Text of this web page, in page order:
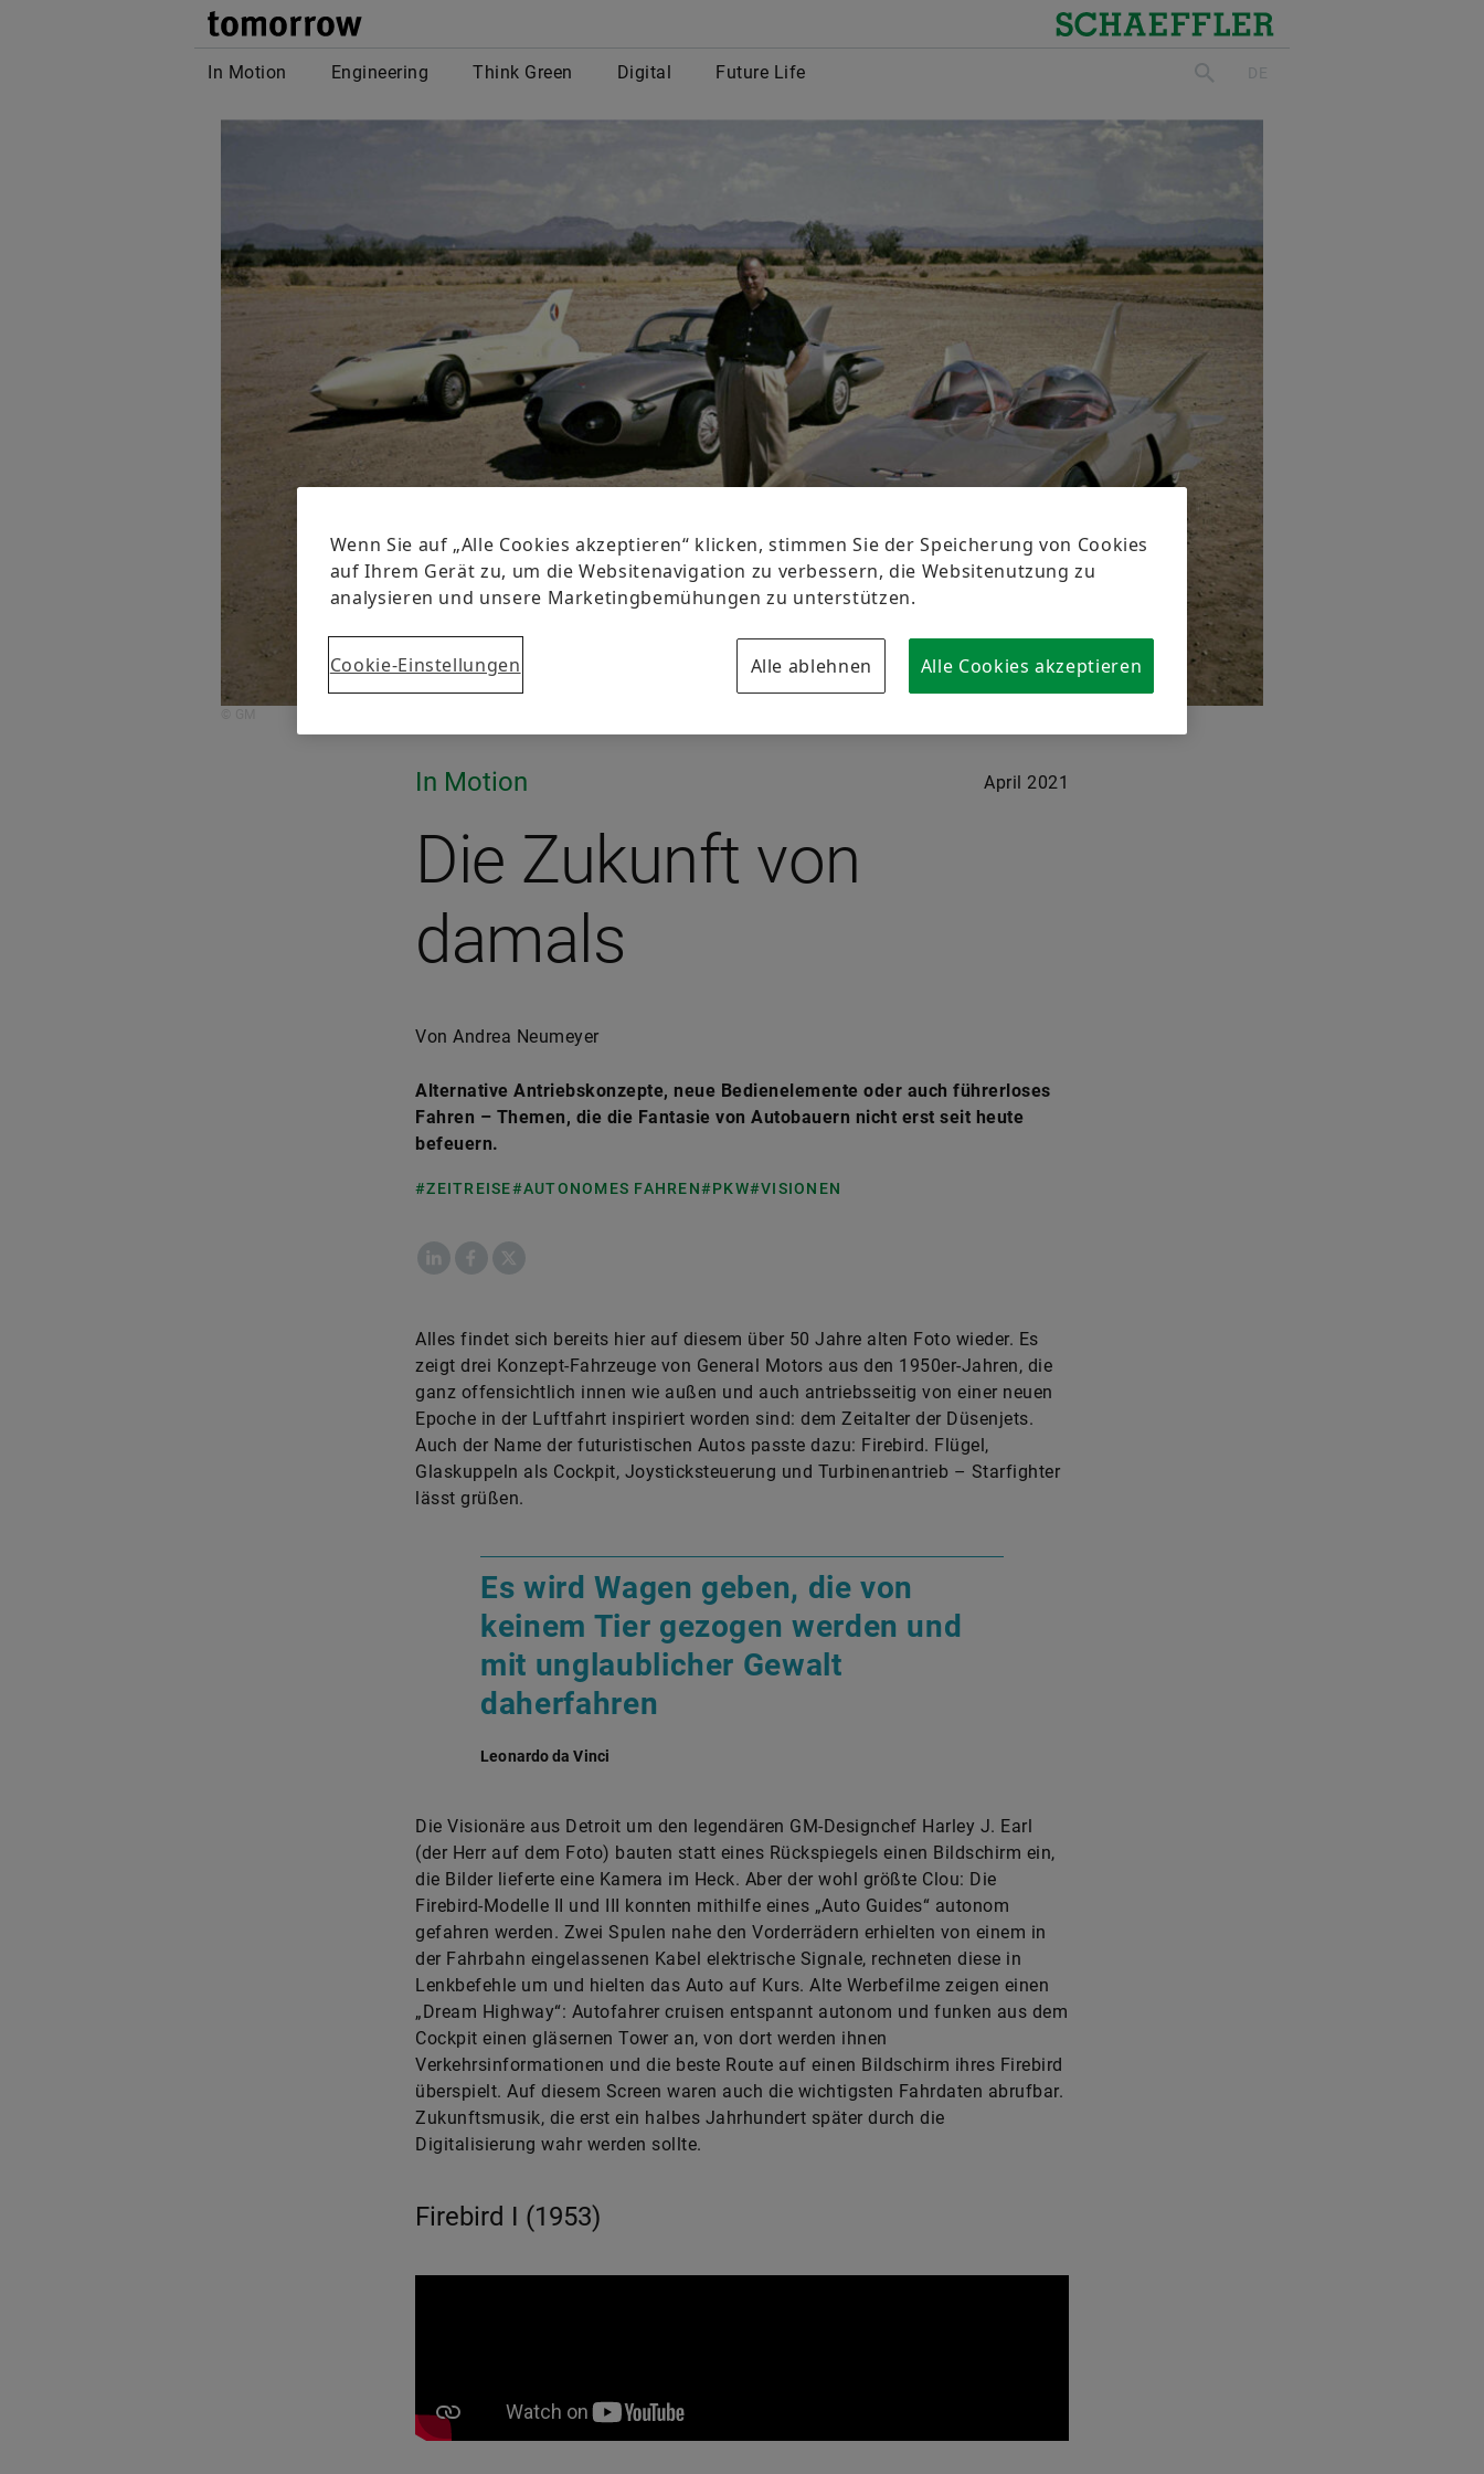
tomorrow Schaeffler
In Motion Engineering Think Green Digital Future Life suchenDE
In Motion April 2021
Die Zukunft von
damals
Von Andrea Neumeyer
Alternative Antriebskonzepte, neue Bedienelemente oder auch führerloses
Fahren – Themen, die die Fantasie von Autobauern nicht erst seit heute
befeuern.
#ZEITREISE#AUTONOMES FAHREN#PKW#VISIONEN
LinkedInFacebook
X
Alles findet sich bereits hier auf diesem über 50 Jahre alten Foto wieder. Es
zeigt drei Konzept-Fahrzeuge von General Motors aus den 1950er-Jahren, die
ganz offensichtlich innen wie außen und auch antriebsseitig von einer neuen
Epoche in der Luftfahrt inspiriert worden sind: dem Zeitalter der Düsenjets.
Auch der Name der futuristischen Autos passte dazu: Firebird. Flügel,
Glaskuppeln als Cockpit, Joysticksteuerung und Turbinenantrieb – Starfighter
lässt grüßen.
Es wird Wagen geben, die von
keinem Tier gezogen werden und
mit unglaublicher Gewalt
daherfahren
Leonardo da Vinci
Die Visionäre aus Detroit um den legendären GM-Designchef Harley J. Earl
(der Herr auf dem Foto) bauten statt eines Rückspiegels einen Bildschirm ein,
die Bilder lieferte eine Kamera im Heck. Aber der wohl größte Clou: Die
Firebird-Modelle II und III konnten mithilfe eines „Auto Guides“ autonom
gefahren werden. Zwei Spulen nahe den Vorderrädern erhielten von einem in
der Fahrbahn eingelassenen Kabel elektrische Signale, rechneten diese in
Lenkbefehle um und hielten das Auto auf Kurs. Alte Werbefilme zeigen einen
„Dream Highway“: Autofahrer cruisen entspannt autonom und funken aus dem
Cockpit einen gläsernen Tower an, von dort werden ihnen
Verkehrsinformationen und die beste Route auf einen Bildschirm ihres Firebird
überspielt. Auf diesem Screen waren auch die wichtigsten Fahrdaten abrufbar.
Zukunftsmusik, die erst ein halbes Jahrhundert später durch die
Digitalisierung wahr werden sollte.
Firebird I (1953)
Wenn Sie auf „Alle Cookies akzeptieren“ klicken, stimmen Sie der Speicherung von Cookies
auf Ihrem Gerät zu, um die Websitenavigation zu verbessern, die Websitenutzung zu
analysieren und unsere Marketingbemühungen zu unterstützen.
Cookie-Einstellungen Alle ablehnen Alle Cookies akzeptieren